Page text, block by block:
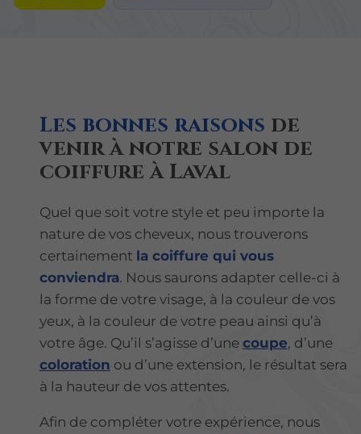
Les bonnes raisons de
venir à notre salon de
coiffure à Laval
Quel que soit votre style et peu importe la
nature de vos cheveux, nous trouverons
certainement la coiffure qui vous
conviendra. Nous saurons adapter celle-ci à
la forme de votre visage, à la couleur de vos
yeux, à la couleur de votre peau ainsi qu’à
votre âge. Qu’il s’agisse d’une coupe, d’une
coloration ou d’une extension, le résultat sera
à la hauteur de vos attentes.
Afin de compléter votre expérience, nous